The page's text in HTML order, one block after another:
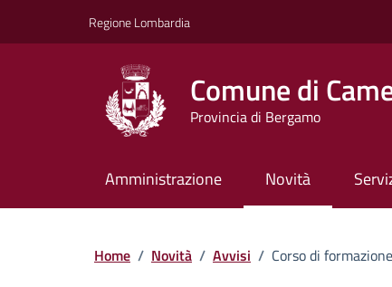
Regione Lombardia
Comune di
Provincia di Bergamo
Amministrazione Novità
Home / Novità / Avvisi / Corso di